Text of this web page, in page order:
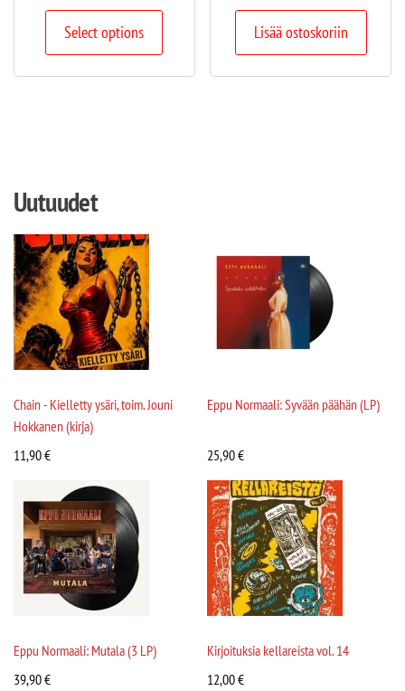
Select options Lisää ostoskoriin
Uutuudet
Chain - Kielletty ysäri, toim. Jouni
Hokkanen (kirja)
11,90€
Eppu Normaali: Syvään päähän (LP)
25,90€
Eppu Normaali: Mutala (3 LP)
39,90€
Kirjoituksia kellareista vol. 14
12,00€